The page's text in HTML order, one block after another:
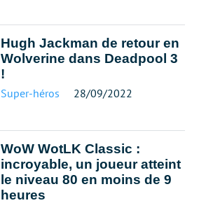
Hugh Jackman de retour en
Wolverine dans Deadpool 3
!
Super-héros 28/09/2022
WoW WotLK Classic :
incroyable, un joueur atteint
le niveau 80 en moins de 9
heures